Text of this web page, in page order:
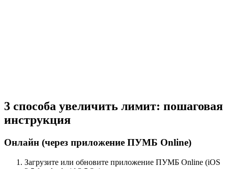
3 способа увеличить лимит: пошаговая
инструкция
Онлайн (через приложение ПУМБ Online)
Загрузите или обновите приложение ПУМБ Online (iOS